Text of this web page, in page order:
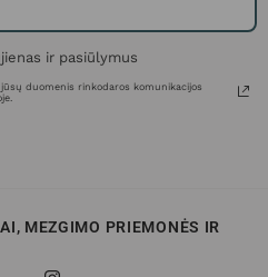
ir pasiūlymus
duomenis rinkodaros komunikacijos
MEZGIMO PRIEMONĖS IR